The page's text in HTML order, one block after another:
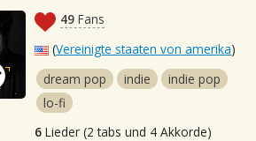
49 Fans
(Vereinigte staaten von amerika)
dream pop
indie
indie pop
lo-fi
6 Lieder (2 tabs und 4 Akkorde)